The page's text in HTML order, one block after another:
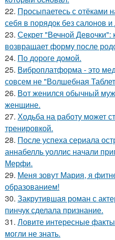
22. Просыпаетесь с отёками
себя в порядок без салонов
23. Секрет "Вечной
возвращает форму после
24. По дороге домой.
25. Виброплатформа - это
совсем не "Волшебная
26. Вот женился обычный
женщине.
27. Ходьба на работу может
тренировкой.
28. После успеха сериала
аннабелль уоллис начали
Мерфи.
29. Меня зовут Мария, я
образованием!
30. Закрутившая роман с
пинчук сделала признание.
31. Ловите интересные
могли не знать.